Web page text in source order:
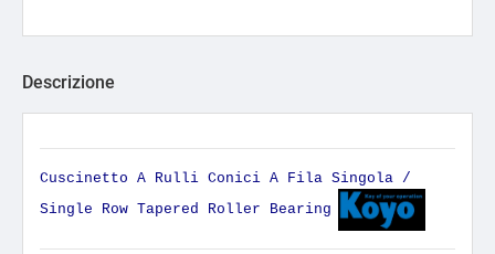
Descrizione
Cuscinetto A Rulli Conici A Fila Singola /
Single Row Tapered Roller Bearing